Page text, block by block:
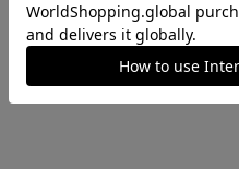
LES APPAREL 1203GD 8.5オンス
半袖 バインディング ガーメント
ダイ Tシャツ